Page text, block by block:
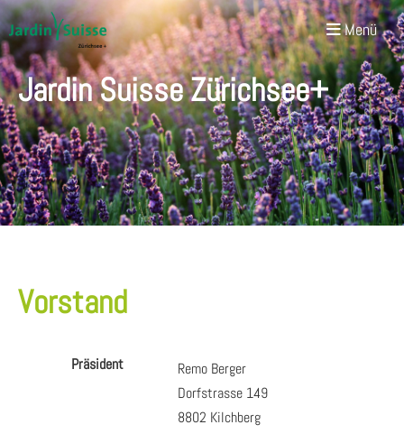
Menü
Jardin Suisse Zürichsee+
Vorstand
Präsident
Remo Berger
Dorfstrasse 149
8802 Kilchberg